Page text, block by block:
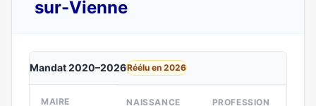
sur-Vienne
Mandat 2020–2026Réélu en 2026
MAIRE NAISSANCE PROFESSION